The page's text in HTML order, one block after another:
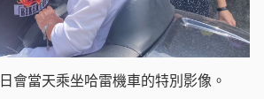
會當天乘坐哈雷機車的特別影像。